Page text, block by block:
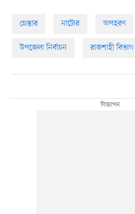
গ্রেপ্তার নাটোর অপহরণ
উপজেলা নির্বাচন রাজশাহী বিভাগ